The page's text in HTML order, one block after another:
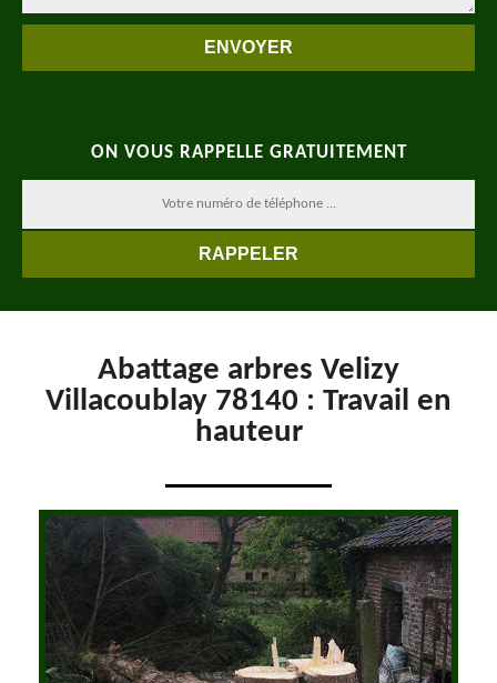
ON VOUS RAPPELLE GRATUITEMENT
Abattage arbres Velizy
Villacoublay 78140 : Travail en
hauteur